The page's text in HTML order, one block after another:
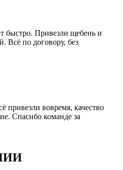
быстро. Привезли щебень и
Всё по договору, без
привезли вовремя, качество
Спасибо команде за